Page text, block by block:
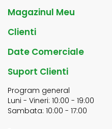
Magazinul Meu
Clienti
Date Comerciale
Suport Clienti
Program general
Luni - Vineri: 10:00 - 19:00
Sambata: 10:00 - 17:00